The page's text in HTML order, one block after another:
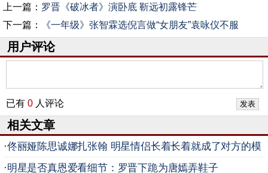
上一篇： 罗晋《破冰者》演卧底 靳远初露锋芒
下一篇：
《一年级》张智霖选倪言做“女朋友”袁咏仪不服
用户评论
已有 0 人评论
相关文章
·佟丽娅陈思诚娜扎张翰 明星情侣长着长着就成了对方的模
样
·明星是否真恩爱看细节：罗晋下跪为唐嫣弄鞋子